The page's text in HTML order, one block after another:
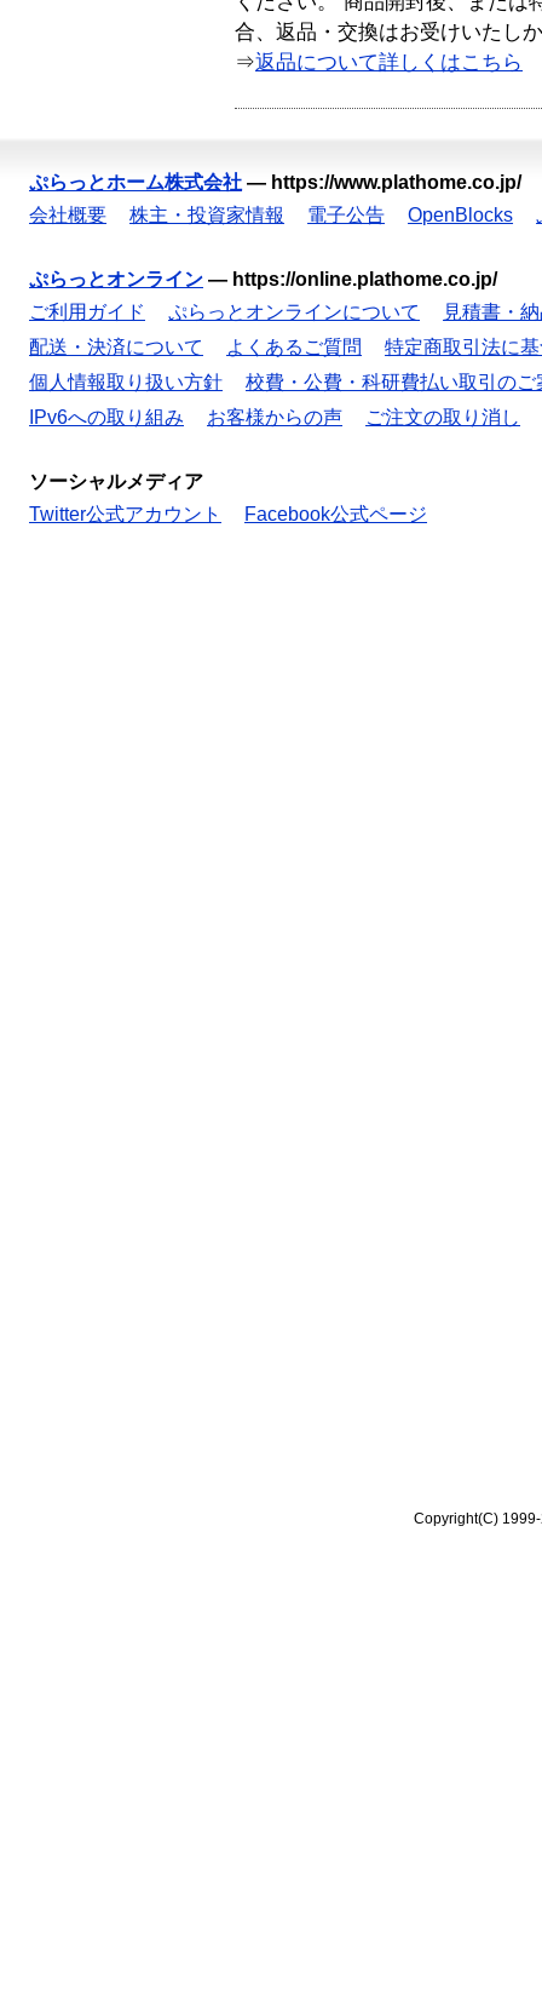
合、返品・交換はお受けいたし
⇒返品について詳しくはこちら
ぷらっとホーム株式会社 — https://www.plathome.co.jp/
会社概要
株主・投資家情報 電子公告 OpenBlocks
ぷらっとオンライン — https://online.plathome.co.jp/
ご利用ガイド
ぷらっとオンラインについて
見積書・
配送・決済について
よくあるご質問
特定商取引法に
個人情報取り扱い方針
校費・公費・科研費払い取引のご
IPv6への取り組み
お客様からの声 ご注文の取り消し
ソーシャルメディア
Twitter公式アカウント
Facebook公式ページ
Copyright(C)